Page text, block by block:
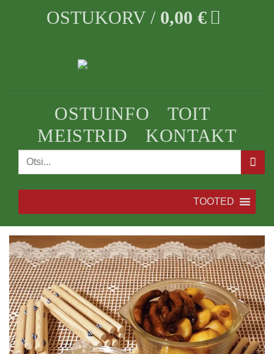
OSTUKORV / 0,00 €
OSTUINFO
TOIT
MEISTRID
KONTAKT
Otsi:
TOOTED